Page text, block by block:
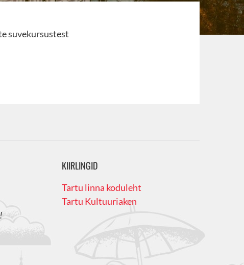
suvekursustest
KIIRLINGID
Tartu linna koduleht
Tartu Kultuuriaken